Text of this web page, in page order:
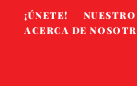
¡ÚNETE!
ACERCA DE